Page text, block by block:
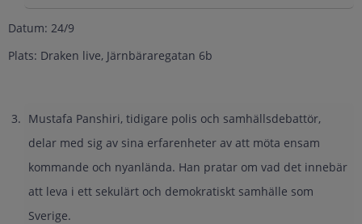
Datum: 24/9
Plats: Draken live, Järnbäraregatan 6b
Mustafa Panshiri, tidigare polis och samhällsdebattör,
delar med sig av sina erfarenheter av att möta ensam
kommande och nyanlända. Han pratar om vad det innebär
att leva i ett sekulärt och demokratiskt samhälle som
Sverige.